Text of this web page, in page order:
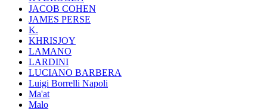
JACOB COHEN
JAMES PERSE
K.
KHRISJOY
LAMANO
LARDINI
LUCIANO BARBERA
Luigi Borrelli Napoli
Ma'at
Malo